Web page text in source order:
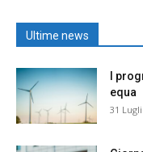
Ultime news
I
equa
31